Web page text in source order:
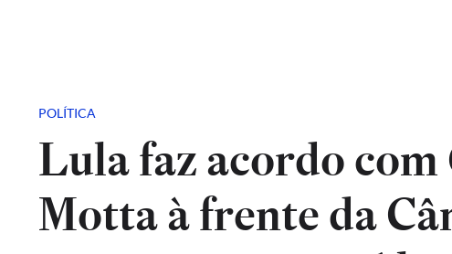
POLÍTICA
Lula faz acordo
Motta à frente da